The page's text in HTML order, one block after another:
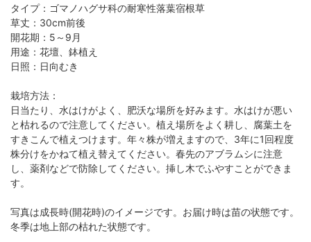
タイプ：ゴマノハグサ科の耐寒性落葉宿根草
草丈：30cm前後
開花期：5～9月
用途：花壇、鉢植え
日照：日向むき
栽培方法：
日当たり、水はけがよく、肥沃な場所を好みます。水はけが悪い
と枯れるので注意してください。植え場所をよく耕し、腐葉土を
すきこんで植えつけます。年々株が増えますので、3年に1回程度
株分けをかねて植え替えてください。春先のアブラムシに注意
し、薬剤などで防除してください。挿し木でふやすことができま
す。
写真は成長時(開花時)のイメージです。お届け時は苗の状態です。
冬季は地上部の枯れた状態です。